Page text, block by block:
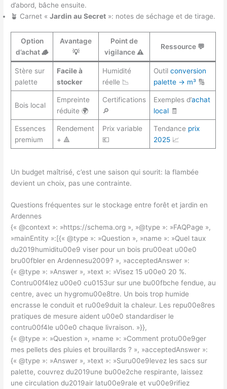
d’abord, bâche ensuite.
🪴 Carnet «Jardin au Secret »: notes de séchage et de tirage.
Option
d’achat 🪵
Avantage
💡
Point de
vigilance ⚠️
Ressource 💬
Stère sur
palette
Facile à
stocker
Humidité
réelle 📉
Outil conversion
palette → m³🔢
Bois local
Empreinte
réduite 🌍
Certifications
🔎
Exemples d’achat
local🧾
Essences
premium
Rendement
+ 🔺
Prix variable
💶
Tendance prix
2025📈
Un budget maîtrisé, c’est une saison qui sourit: la flambée
devient un choix, pas une contrainte.
Questions fréquentes sur le stockage entre forêt et jardin en
Ardennes
{« @context »: »https://schema.org », »@type »: »FAQPage »,
»mainEntity »:[{« @type »: »Question », »name »: »Quel taux
du2019humiditu00e9 viser pour un bois pru00eat u00e0
bru00fbler en Ardennesu2009? », »acceptedAnswer »:
{« @type »: »Answer », »text »: »Visez 15 u00e0 20 %.
Contru00f4lez u00e0 cu0153ur sur une bu00fbche fendue, au
centre, avec un hygromu00e8tre. Un bois trop humide
encrasse le conduit et ru00e9duit la chaleur. Les repu00e8res
pratiques de mesure aident u00e0 standardiser le
contru00f4le u00e0 chaque livraison. »}},
{« @type »: »Question », »name »: »Comment protu00e9ger
mes pellets des pluies et brouillards ? », »acceptedAnswer »:
{« @type »: »Answer », »text »: »Suru00e9levez les sacs sur
palette, couvrez du2019une bu00e2che respirante, laissez
une circulation du2019air latu00e9rale et vu00e9rifiez